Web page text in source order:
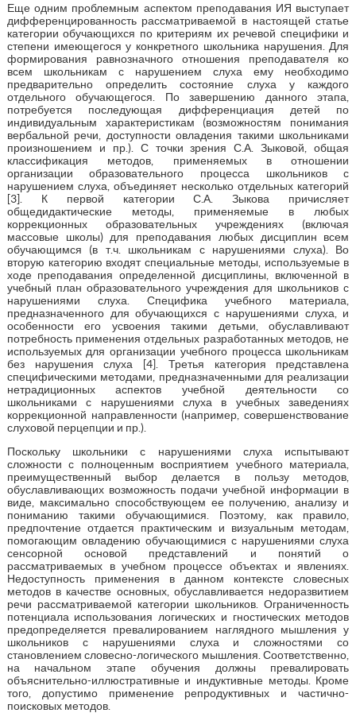
Еще одним проблемным аспектом преподавания ИЯ выступает
дифференцированность рассматриваемой в настоящей статье
категории обучающихся по критериям их речевой специфики и
степени имеющегося у конкретного школьника нарушения. Для
формирования равнозначного отношения преподавателя ко
всем школьникам с нарушением слуха ему необходимо
предварительно определить состояние слуха у каждого
отдельного обучающегося. По завершению данного этапа,
потребуется последующая дифференциация детей по
индивидуальным характеристикам (возможностям понимания
вербальной речи, доступности овладения такими школьниками
произношением и пр.). С точки зрения С.А. Зыковой, общая
классификация методов, применяемых в отношении
организации образовательного процесса школьников с
нарушением слуха, объединяет несколько отдельных категорий
[3]. К первой категории С.А. Зыкова причисляет
общедидактические методы, применяемые в любых
коррекционных образовательных учреждениях (включая
массовые школы) для преподавания любых дисциплин всем
обучающимся (в т.ч. школьникам с нарушениями слуха). Во
вторую категорию входят специальные методы, используемые в
ходе преподавания определенной дисциплины, включенной в
учебный план образовательного учреждения для школьников с
нарушениями слуха. Специфика учебного материала,
предназначенного для обучающихся с нарушениями слуха, и
особенности его усвоения такими детьми, обуславливают
потребность применения отдельных разработанных методов, не
используемых для организации учебного процесса школьникам
без нарушения слуха [4]. Третья категория представлена
специфическими методами, предназначенными для реализации
нетрадиционных аспектов учебной деятельности со
школьниками с нарушениями слуха в учебных заведениях
коррекционной направленности (например, совершенствование
слуховой перцепции и пр.).
Поскольку школьники с нарушениями слуха испытывают
сложности с полноценным восприятием учебного материала,
преимущественный выбор делается в пользу методов,
обуславливающих возможность подачи учебной информации в
виде, максимально способствующем ее получению, анализу и
пониманию такими обучающимися. Поэтому, как правило,
предпочтение отдается практическим и визуальным методам,
помогающим овладению обучающимися с нарушениями слуха
сенсорной основой представлений и понятий о
рассматриваемых в учебном процессе объектах и явлениях.
Недоступность применения в данном контексте словесных
методов в качестве основных, обуславливается недоразвитием
речи рассматриваемой категории школьников. Ограниченность
потенциала использования логических и гностических методов
предопределяется превалированием наглядного мышления у
школьников с нарушениями слуха и сложностями со
становлением словесно-логического мышления. Соответственно,
на начальном этапе обучения должны превалировать
объяснительно-иллюстративные и индуктивные методы. Кроме
того, допустимо применение репродуктивных и частично-
поисковых методов.